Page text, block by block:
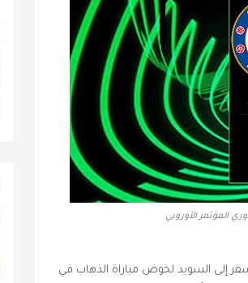
المؤتمر الأوروبي
إلى السويد لخوض مباراة الذهاب في